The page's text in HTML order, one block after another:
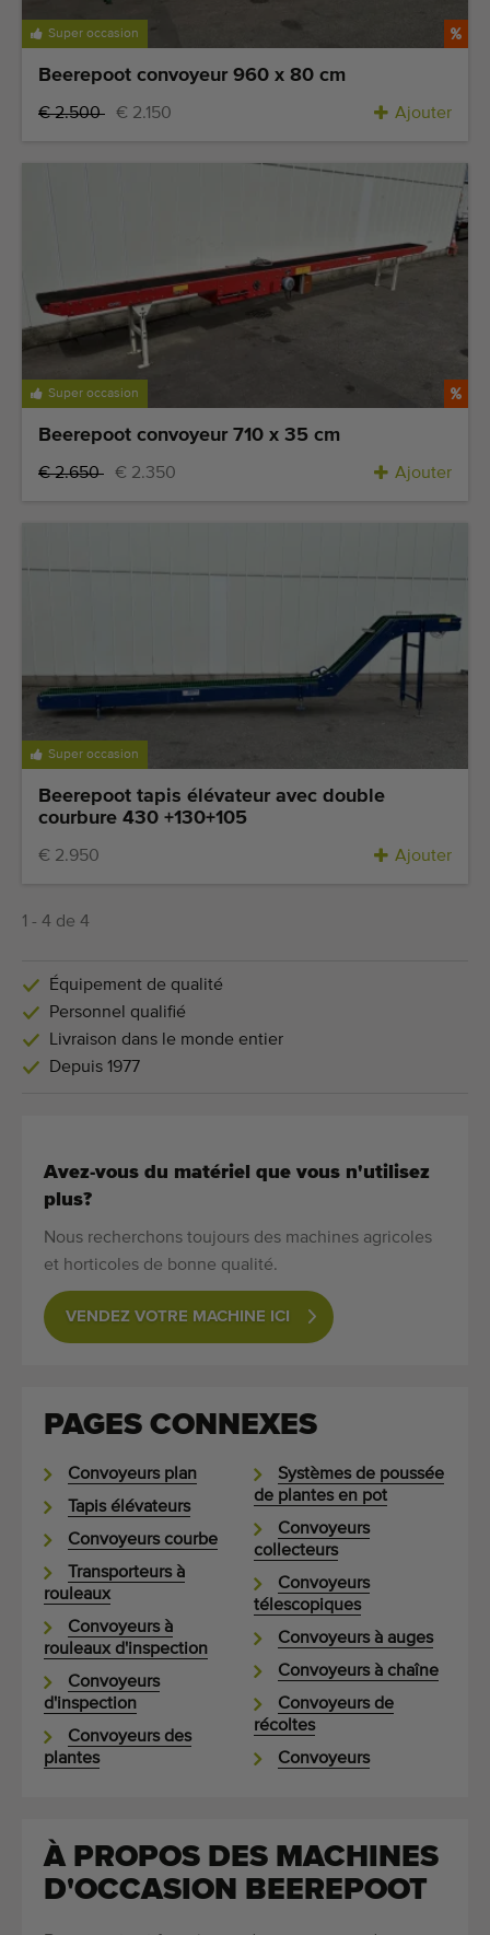
Personnel qualifié
Super occasion
Beerepoot convoyeur 960 x 80 cm
€ 2.500 € 2.150 Ajouter
Super occasion
Beerepoot convoyeur 710 x 35 cm
€ 2.650 € 2.350 Ajouter
Super occasion
Beerepoot tapis élévateur avec double
courbure 430 +130+105
€ 2.950 Ajouter
1 - 4 de 4
Équipement de qualité
Personnel qualifié
Livraison dans le monde entier
Depuis 1977
Avez-vous du matériel que vous n'utilisez
plus?
Nous recherchons toujours des machines agricoles
et horticoles de bonne qualité.
VENDEZ VOTRE MACHINE ICI
PAGES CONNEXES
Convoyeurs plan
Tapis élévateurs
Convoyeurs courbe
Transporteurs à
rouleaux
Convoyeurs à
rouleaux d'inspection
Convoyeurs
d'inspection
Convoyeurs des
plantes
Systèmes de poussée
de plantes en pot
Convoyeurs
collecteurs
Convoyeurs
télescopiques
Convoyeurs à auges
Convoyeurs à chaîne
Convoyeurs de
récoltes
Convoyeurs
À PROPOS DES MACHINES
D'OCCASION BEEREPOOT